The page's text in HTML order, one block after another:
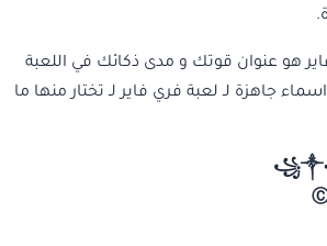
هو عنوان قوتك و مدى ذكائك في اللعبة
جاهزة لـ لعبة فري فاير لـ تختار منها ما